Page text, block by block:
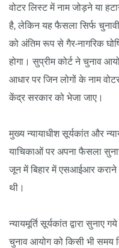
वोटर लिस्ट में नाम जोड़ने या
है, लेकिन यह फैसला सिर्फ चुनावी
को अंतिम रूप से गैर-नागरिक
होगा। सुप्रीम कोर्ट ने चुनाव
आधार पर जिन लोगों के नाम
केंद्र सरकार को भेजा जाए।
मुख्य न्यायाधीश सूर्यकांत और
याचिकाओं पर अपना फैसला
जून में बिहार में एसआईआर कराने
थी।
न्यायमूर्ति सूर्यकांत द्वारा
चुनाव आयोग को किसी भी समय